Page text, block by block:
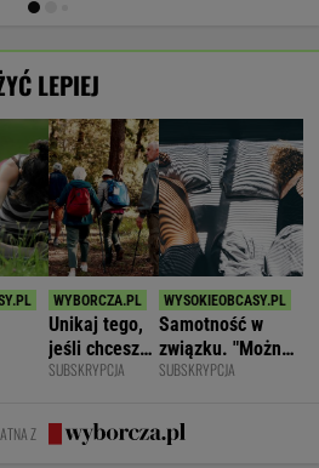
LEPIEJ
Unikaj tego,
jeśli chcesz
znacznie
starczą
demencję
SUBSKRYPCJA
Samotność w
związku. "Można
być kochaną i
się samotną"
SUBSKRYPCJA
Z